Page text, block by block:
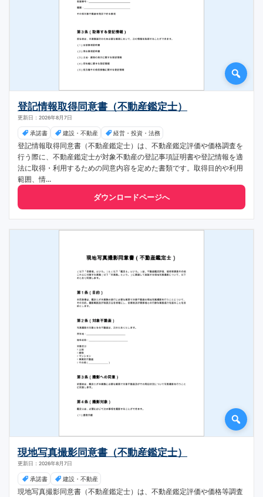
登記情報取得同意書（不動産鑑定士）
更新日：2026年8月7日
承諾書 建設・不動産 経営・投資・法務
登記情報取得同意書（不動産鑑定士）は、不動産鑑定評価や価格調査を
行う際に、不動産鑑定士が対象不動産の登記事項証明書や登記情報を適
法に取得・利用するための同意内容を定めた書類です。取得目的や利用
範囲、情...
ダウンロードページへ
現地写真撮影同意書（不動産鑑定士）
更新日：2026年8月7日
承諾書 建設・不動産
現地写真撮影同意書（不動産鑑定士）は、不動産鑑定評価や価格等調査